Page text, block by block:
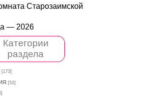
Старозаимской
— 2026
Категории
раздела
[173]
[52]